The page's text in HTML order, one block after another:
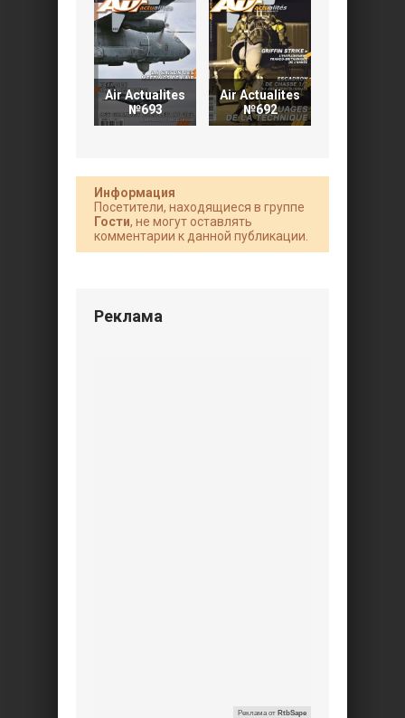
Air Actualites
№693
Air Actualites
№692
Информация
Посетители, находящиеся в группе
Гости, не могут оставлять
комментарии к данной публикации.
Реклама
Реклама от RtbSape